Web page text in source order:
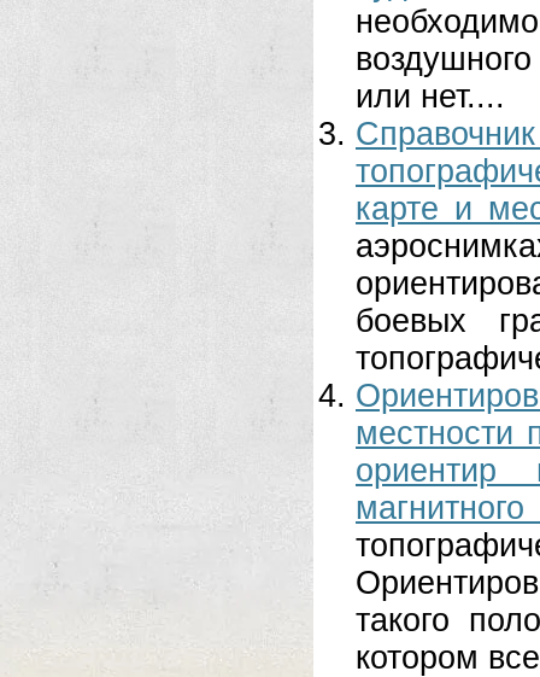
или нет....
карте и
боевых
местности
такого
котором